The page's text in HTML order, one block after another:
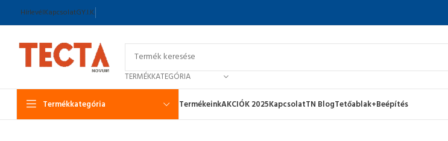
HírlevélKapcsolatGY.I.K.
TERMÉKKATEGÓRIA
Termékkategória TermékeinkAKCIÓK 2025KapcsolatTN BlogTetőablak+Beépítés